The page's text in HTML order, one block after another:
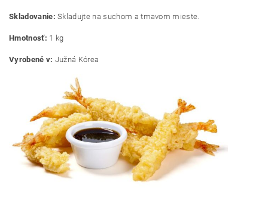
Skladovanie:Skladujte na suchom a tmavom mieste.
Hmotnosť: 1 kg
Vyrobené v: Južná Kórea